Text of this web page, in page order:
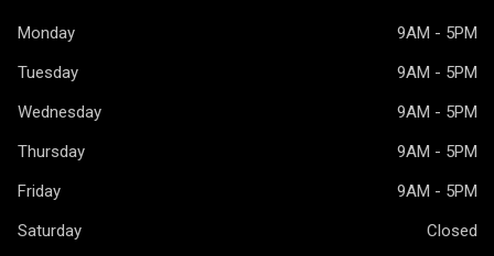
Monday
9AM - 5PM
Tuesday
9AM - 5PM
Wednesday
9AM - 5PM
Thursday
9AM - 5PM
Friday
9AM - 5PM
Saturday
Closed